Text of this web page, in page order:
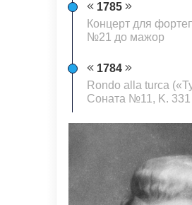
1785
Концерт для
№21 до мажор
1784
Rondo alla turca
Соната №11, K. 331